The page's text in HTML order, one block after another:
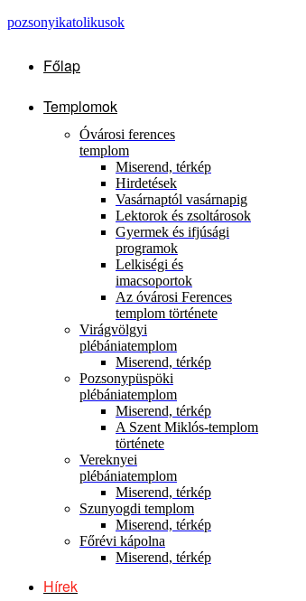
pozsonyikatolikusok
Főlap
Templomok
Óvárosi ferences
templom
Miserend, térkép
Hirdetések
Vasárnaptól vasárnapig
Lektorok és zsoltárosok
Gyermek és ifjúsági
programok
Lelkiségi és
imacsoportok
Az óvárosi Ferences
templom története
Virágvölgyi
plébániatemplom
Miserend, térkép
Pozsonypüspöki
plébániatemplom
Miserend, térkép
A Szent Miklós-templom
története
Vereknyei
plébániatemplom
Miserend, térkép
Szunyogdi templom
Miserend, térkép
Főrévi kápolna
Miserend, térkép
Hírek